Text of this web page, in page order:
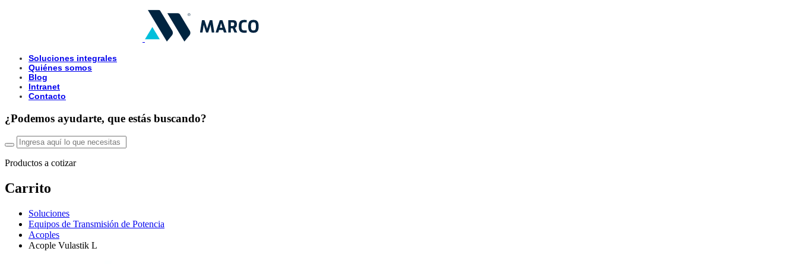
Soluciones integrales
Quiénes somos
Blog
Intranet
Contacto
¿Podemos ayudarte, que estás buscando?
Productos a cotizar
Carrito
Soluciones
Equipos de Transmisión de Potencia
Acoples
Acople Vulastik L